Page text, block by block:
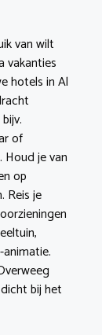
van wilt
vakanties
hotels in Al
of
je van
op
Reis je
bij het